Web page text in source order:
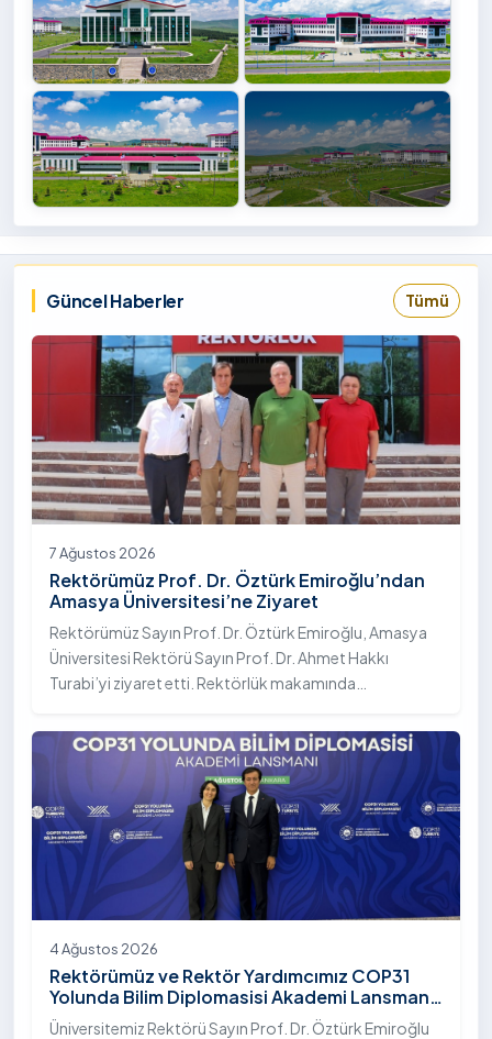
İçin
Tıklayınız
Güncel Haberler Tümü
7 Ağustos 2026
Rektörümüz Prof. Dr. Öztürk Emiroğlu’ndan
Amasya Üniversitesi’ne Ziyaret
Rektörümüz Sayın Prof. Dr. Öztürk Emiroğlu, Amasya
Üniversitesi Rektörü Sayın Prof. Dr. Ahmet Hakkı
Turabi’yi ziyaret etti. Rektörlük makamında
Yardımcısı Prof. Dr. Murat Kurt eşlik etti.
4 Ağustos 2026
Rektörümüz ve Rektör Yardımcımız COP31
Yolunda Bilim Diplomasisi Akademi Lansmanı
Toplantısına Katıldı
Üniversitemiz Rektörü Sayın Prof. Dr. Öztürk Emiroğlu